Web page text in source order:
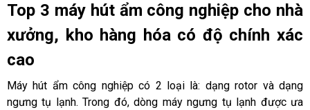
Top 3 máy hút ẩm công nghiệp cho nhà
xưởng, kho hàng hóa có độ chính xác
cao
Máy hút ẩm công nghiệp có 2 loại là: dạng rotor và dạng
ngưng tụ lạnh. Trong đó, dòng máy ngưng tụ lạnh được ưa